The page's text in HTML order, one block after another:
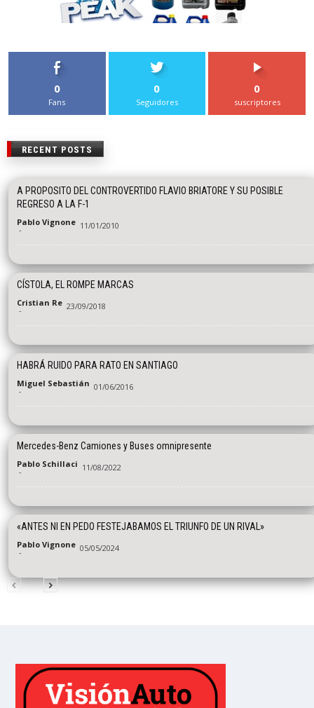
0
Fans
0
Seguidores
0
suscriptores
RECENT POSTS
A PROPOSITO DEL CONTROVERTIDO FLAVIO BRIATORE Y SU POSIBLE
REGRESO A LA F-1
Pablo Vignone
- 11/01/2010
CÍSTOLA, EL ROMPE MARCAS
Cristian Re
- 23/09/2018
HABRÁ RUIDO PARA RATO EN SANTIAGO
Miguel Sebastián
- 01/06/2016
Mercedes-Benz Camiones y Buses omnipresente
Pablo Schillaci
- 11/08/2022
«ANTES NI EN PEDO FESTEJABAMOS EL TRIUNFO DE UN RIVAL»
Pablo Vignone
- 05/05/2024